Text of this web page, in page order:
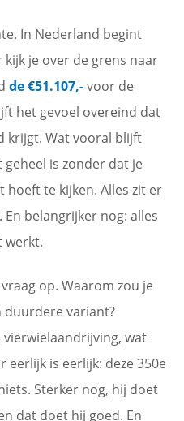
In Nederland begint
kijk je over de grens naar
de €51.107,-voor de
het gevoel overeind dat
krijgt. Wat vooral blijft
is zonder dat je
te kijken. Alles zit er
belangrijker nog: alles
werkt.
op. Waarom zou je
duurdere variant?
wat
is eerlijk: deze 350e
Sterker nog, hij doet
dat doet hij goed. En